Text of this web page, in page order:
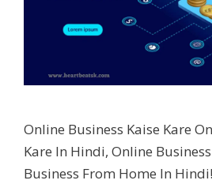
Online Business Kaise Kare
Kare In Hindi, Online
Business From Home In